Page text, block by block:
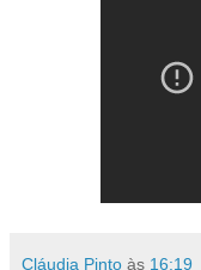
Cláudia Pinto às 16:19